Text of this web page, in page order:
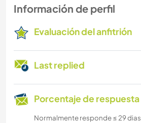
Información de perfil
Evaluación del anfitrión
Last replied
Porcentaje de respuesta
Normalmente responde ≤ 29 dias